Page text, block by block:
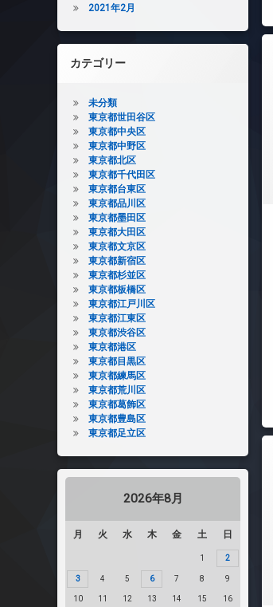
2021年2月
カテゴリー
未分類
東京都世田谷区
東京都中央区
東京都中野区
東京都北区
東京都千代田区
東京都台東区
東京都品川区
東京都墨田区
東京都大田区
東京都文京区
東京都新宿区
東京都杉並区
東京都板橋区
東京都江戸川区
東京都江東区
東京都渋谷区
東京都港区
東京都目黒区
東京都練馬区
東京都荒川区
東京都葛飾区
東京都豊島区
東京都足立区
2026年8月
月 火 水 木 金 土 日
1 2
3 4 5 6 7 8 9
10 11 12 13 14 15 16